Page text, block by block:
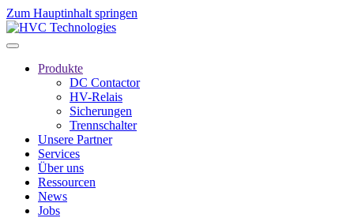
Zum Hauptinhalt springen
Produkte
DC Contactor
HV-Relais
Sicherungen
Trennschalter
Unsere Partner
Services
Über uns
Ressourcen
News
Jobs